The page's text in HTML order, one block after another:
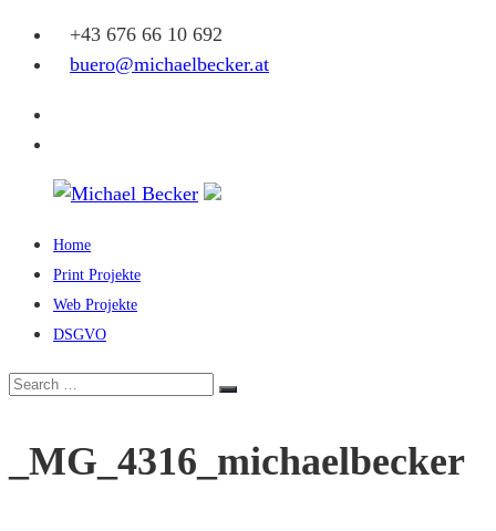
Skip
+43 676 66 10 692
buero@michaelbecker.at
Michael
Becker
Eine
weitere
WordPress-
Home
Print Projekte
Web Projekte
DSGVO
Search
Search
_MG_4316_michaelbecker